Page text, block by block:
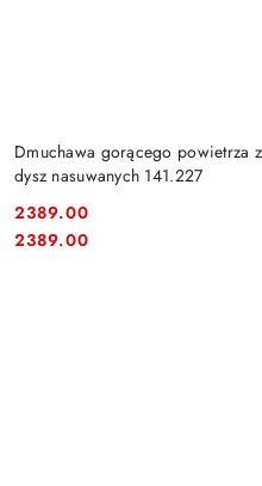
Dmuchawa gorącego powietrza
dysz nasuwanych 141.227
Cena:
2389.00
Cena:
2389.00